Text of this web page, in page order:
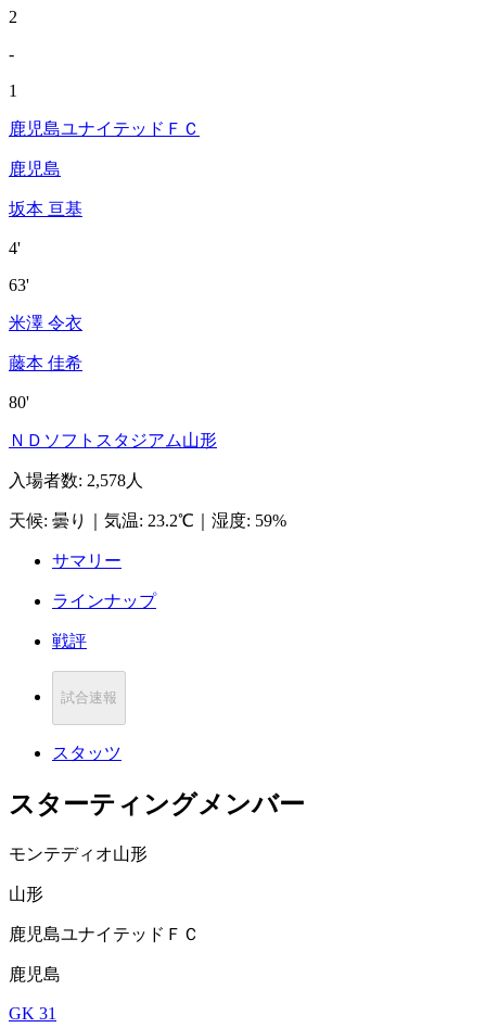
2
-
1
鹿児島ユナイテッドＦＣ
鹿児島
坂本 亘基
4'
63'
米澤 令衣
藤本 佳希
80'
ＮＤソフトスタジアム山形
入場者数: 2,578人
天候: 曇り 気温: 23.2℃ 湿度: 59%
サマリー
ラインナップ
戦評
試合速報
スタッツ
スターティングメンバー
モンテディオ山形
山形
鹿児島ユナイテッドＦＣ
鹿児島
GK 31